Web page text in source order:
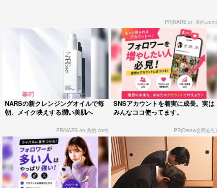
PR(NARS on 美的.com)
NARSの新クレンジングオイルで毎
朝、メイク映えする潤い美肌へ
PR(NARS on 美的.com)
SNSアカウントを着実に成長。実は
みんなココ使ってます。
PR(Dreaw合同会社)